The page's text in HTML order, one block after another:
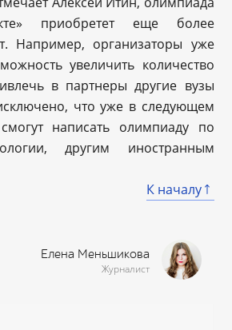
приобретет еще более
Например, организаторы уже
увеличить количество
в партнеры другие вузы
что уже в следующем
написать олимпиаду по
другим иностранным
К началу
Елена Меньшикова
Журналист